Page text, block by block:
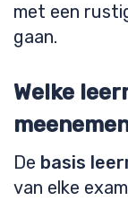
met een
gaan.
Welke
De basis
van elke